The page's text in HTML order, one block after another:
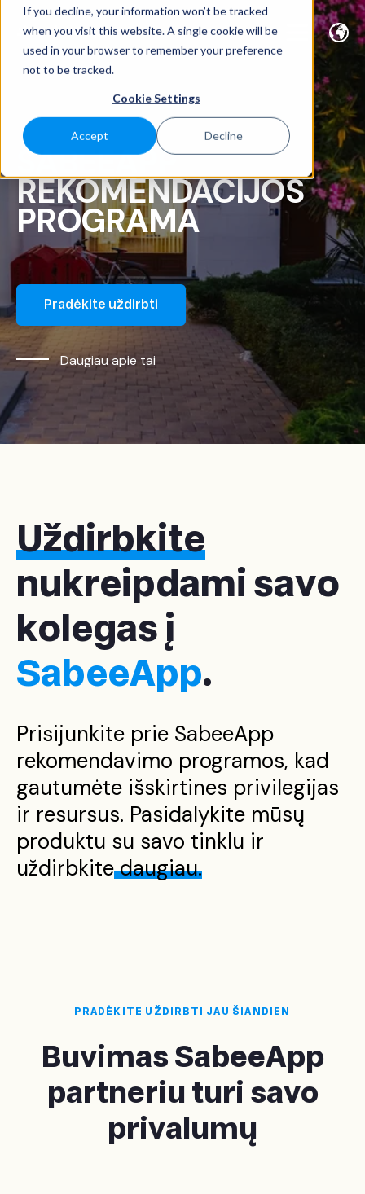
If you decline, your information won’t be tracked
when you visit this website. A single cookie will be
used in your browser to remember your preference
not to be tracked.
Cookie Settings
Accept Decline
SABEEAPP
REKOMENDACIJOS
PROGRAMA
Pradėkite uždirbti
Daugiau apie tai
Uždirbkite
nukreipdami savo
kolegas į
SabeeApp.
Prisijunkite prie SabeeApp
rekomendavimo programos, kad
gautumėte išskirtines privilegijas
ir resursus. Pasidalykite mūsų
produktu su savo tinklu ir
uždirbkitedaugiau.
PRADĖKITE UŽDIRBTI JAU ŠIANDIEN
Buvimas SabeeApp
partneriu turi savo
privalumų